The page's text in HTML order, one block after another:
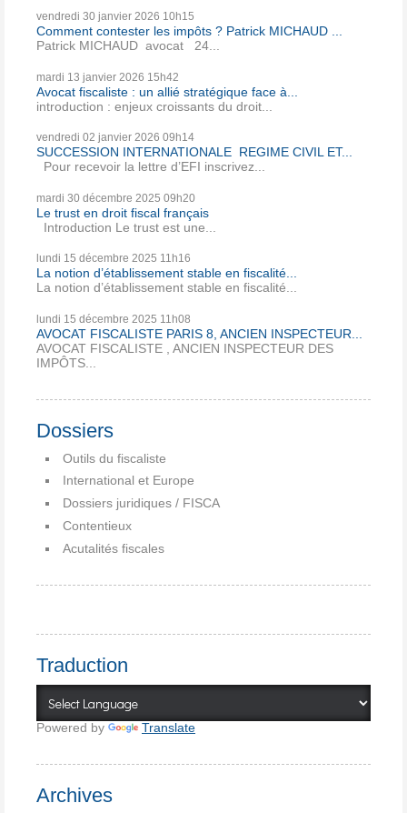
vendredi 30 janvier 2026 10h15
Comment contester les impôts ? Patrick MICHAUD ...
Patrick MICHAUD avocat 24...
mardi 13 janvier 2026 15h42
Avocat fiscaliste : un allié stratégique face à...
introduction : enjeux croissants du droit...
vendredi 02 janvier 2026 09h14
SUCCESSION INTERNATIONALE REGIME CIVIL ET...
Pour recevoir la lettre d’EFI inscrivez...
mardi 30 décembre 2025 09h20
Le trust en droit fiscal français
Introduction Le trust est une...
lundi 15 décembre 2025 11h16
La notion d’établissement stable en fiscalité...
La notion d’établissement stable en fiscalité...
lundi 15 décembre 2025 11h08
AVOCAT FISCALISTE PARIS 8, ANCIEN INSPECTEUR...
AVOCAT FISCALISTE , ANCIEN INSPECTEUR DES
IMPÔTS...
Dossiers
Outils du fiscaliste
International et Europe
Dossiers juridiques / FISCA
Contentieux
Acutalités fiscales
Traduction
Powered by Translate
Archives